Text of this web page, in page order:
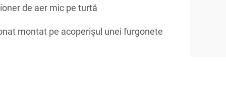
de aer mic pe turtă
montat pe acoperișul unei furgonete